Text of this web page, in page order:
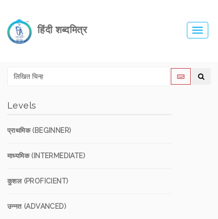
हिंदी शब्दमित्र
Levels
प्राथमिक (BEGINNER)
माध्यमिक (INTERMEDIATE)
कुशल (PROFICIENT)
उन्नत (ADVANCED)